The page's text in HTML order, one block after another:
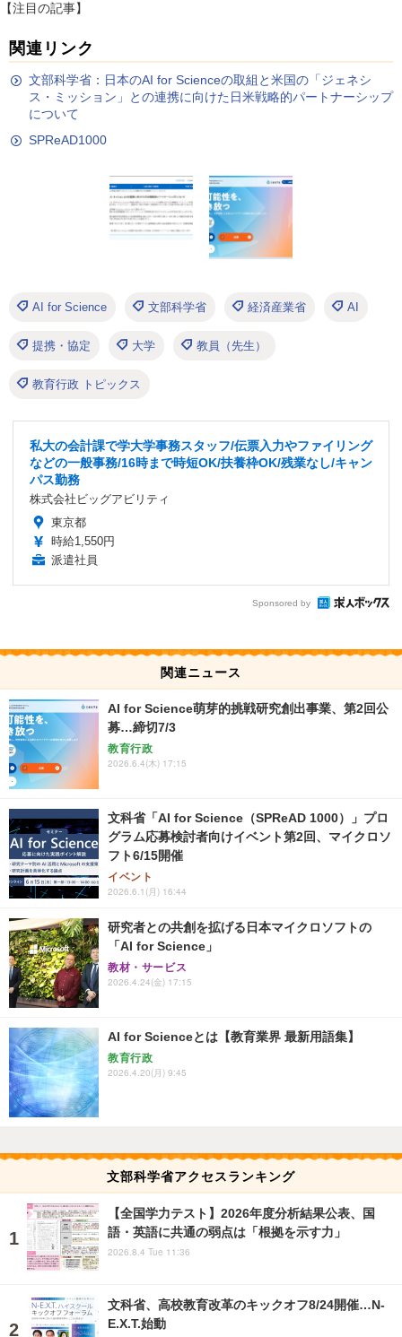
【注目の記事】
関連リンク
文部科学省：日本のAI for Scienceの取組と米国の「ジェネシ
ス・ミッション」との連携に向けた日米戦略的パートナーシップ
について
SPReAD1000
AI for Science 文部科学省 経済産業省 AI
提携・協定 大学 教員（先生）
教育行政 トピックス
私大の会計課で学大学事務スタッフ/伝票入力やファイリング
などの一般事務/16時まで時短OK/扶養枠OK/残業なし/キャン
パス勤務
株式会社ビッグアビリティ
東京都
時給1,550円
派遣社員
Sponsored by
関連ニュース
AI for Science萌芽的挑戦研究創出事業、第2回公
募…締切7/3
教育行政
2026.6.4(木) 17:15
文科省「AI for Science（SPReAD 1000）」プロ
グラム応募検討者向けイベント第2回、マイクロソ
フト6/15開催
イベント
2026.6.1(月) 16:44
研究者との共創を拡げる日本マイクロソフトの
「AI for Science」
教材・サービス
2026.4.24(金) 17:15
AI for Scienceとは【教育業界 最新用語集】
教育行政
2026.4.20(月) 9:45
文部科学省アクセスランキング
【全国学力テスト】2026年度分析結果公表、国
語・英語に共通の弱点は「根拠を示す力」
2026.8.4 Tue 11:36
文科省、高校教育改革のキックオフ8/24開催…N-
E.X.T.始動